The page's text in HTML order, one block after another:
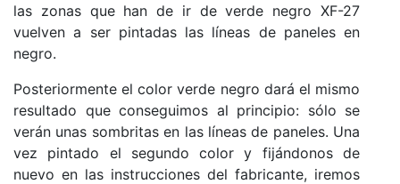
las zonas que han de ir de verde negro XF-27
vuelven a ser pintadas las líneas de paneles en
negro.
Posteriormente el color verde negro dará el mismo
resultado que conseguimos al principio: sólo se
verán unas sombritas en las líneas de paneles. Una
vez pintado el segundo color y fijándonos de
nuevo en las instrucciones del fabricante, iremos